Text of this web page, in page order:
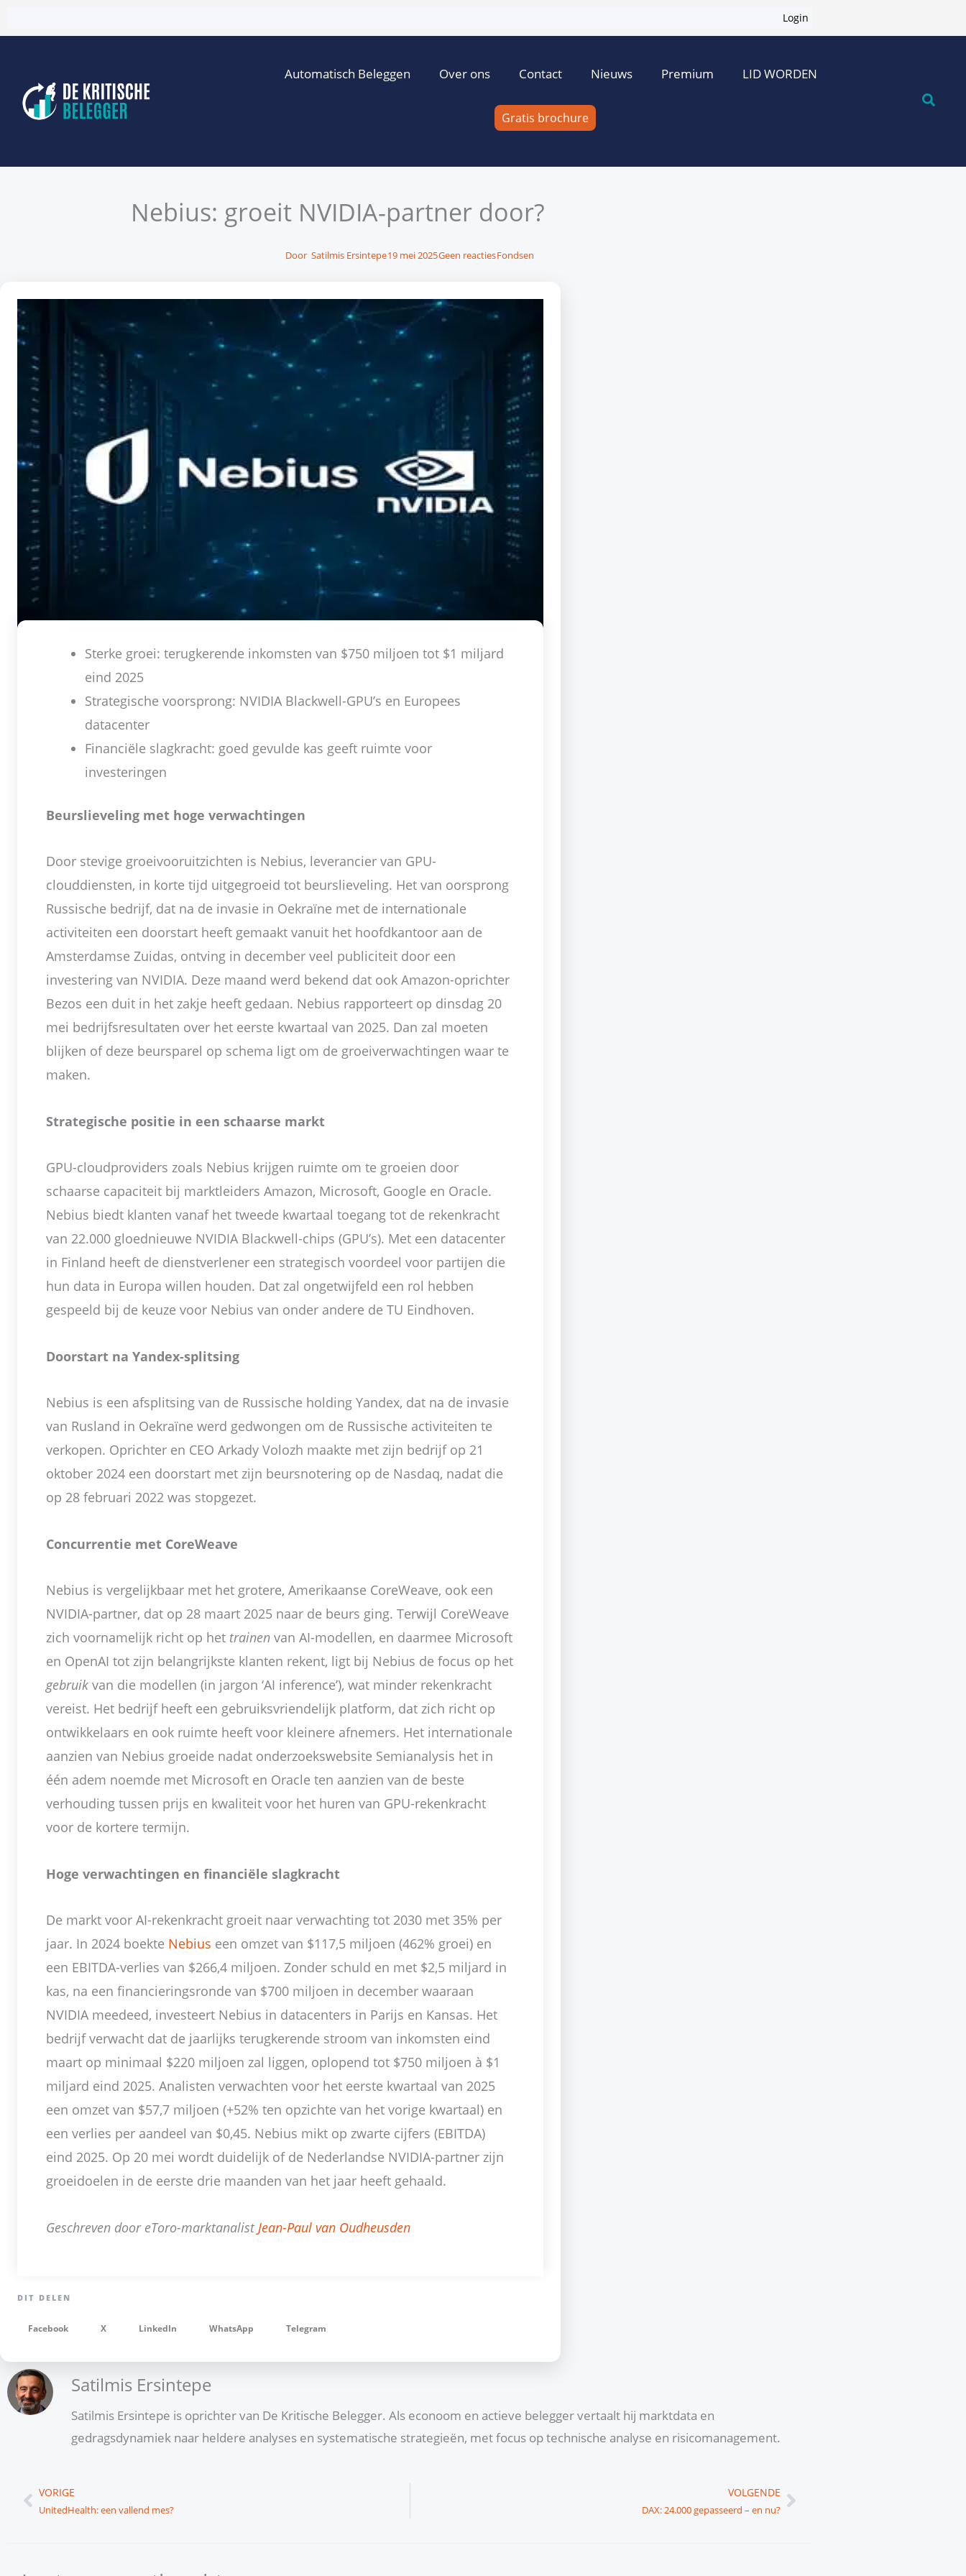
naar
inhoud
Login
Automatisch Beleggen Over ons Contact Nieuws Premium LID WORDEN
Gratis brochure
Nebius: groeit NVIDIA-partner door?
Door Satilmis Ersintepe19 mei 2025Geen reactiesFondsen
Sterke groei: terugkerende inkomsten van $750 miljoen tot $1 miljard
eind 2025
Strategische voorsprong: NVIDIA Blackwell-GPU’s en Europees
datacenter
Financiële slagkracht: goed gevulde kas geeft ruimte voor
investeringen
Beurslieveling met hoge verwachtingen
Door stevige groeivooruitzichten is Nebius, leverancier van GPU-
clouddiensten, in korte tijd uitgegroeid tot beurslieveling. Het van oorsprong
Russische bedrijf, dat na de invasie in Oekraïne met de internationale
activiteiten een doorstart heeft gemaakt vanuit het hoofdkantoor aan de
Amsterdamse Zuidas, ontving in december veel publiciteit door een
investering van NVIDIA. Deze maand werd bekend dat ook Amazon-oprichter
Bezos een duit in het zakje heeft gedaan. Nebius rapporteert op dinsdag 20
mei bedrijfsresultaten over het eerste kwartaal van 2025. Dan zal moeten
blijken of deze beursparel op schema ligt om de groeiverwachtingen waar te
maken.
Strategische positie in een schaarse markt
GPU-cloudproviders zoals Nebius krijgen ruimte om te groeien door
schaarse capaciteit bij marktleiders Amazon, Microsoft, Google en Oracle.
Nebius biedt klanten vanaf het tweede kwartaal toegang tot de rekenkracht
van 22.000 gloednieuwe NVIDIA Blackwell-chips (GPU’s). Met een datacenter
in Finland heeft de dienstverlener een strategisch voordeel voor partijen die
hun data in Europa willen houden. Dat zal ongetwijfeld een rol hebben
gespeeld bij de keuze voor Nebius van onder andere de TU Eindhoven.
Doorstart na Yandex-splitsing
Nebius is een afsplitsing van de Russische holding Yandex, dat na de invasie
van Rusland in Oekraïne werd gedwongen om de Russische activiteiten te
verkopen. Oprichter en CEO Arkady Volozh maakte met zijn bedrijf op 21
oktober 2024 een doorstart met zijn beursnotering op de Nasdaq, nadat die
op 28 februari 2022 was stopgezet.
Concurrentie met CoreWeave
Nebius is vergelijkbaar met het grotere, Amerikaanse CoreWeave, ook een
NVIDIA-partner, dat op 28 maart 2025 naar de beurs ging. Terwijl CoreWeave
zich voornamelijk richt op het trainen van AI-modellen, en daarmee Microsoft
en OpenAI tot zijn belangrijkste klanten rekent, ligt bij Nebius de focus op het
gebruik van die modellen (in jargon ‘AI inference’), wat minder rekenkracht
vereist. Het bedrijf heeft een gebruiksvriendelijk platform, dat zich richt op
ontwikkelaars en ook ruimte heeft voor kleinere afnemers. Het internationale
aanzien van Nebius groeide nadat onderzoekswebsite Semianalysis het in
één adem noemde met Microsoft en Oracle ten aanzien van de beste
verhouding tussen prijs en kwaliteit voor het huren van GPU-rekenkracht
voor de kortere termijn.
Hoge verwachtingen en financiële slagkracht
De markt voor AI-rekenkracht groeit naar verwachting tot 2030 met 35% per
jaar. In 2024 boekte Nebius een omzet van $117,5 miljoen (462% groei) en
een EBITDA-verlies van $266,4 miljoen. Zonder schuld en met $2,5 miljard in
kas, na een financieringsronde van $700 miljoen in december waaraan
NVIDIA meedeed, investeert Nebius in datacenters in Parijs en Kansas. Het
bedrijf verwacht dat de jaarlijks terugkerende stroom van inkomsten eind
maart op minimaal $220 miljoen zal liggen, oplopend tot $750 miljoen à $1
miljard eind 2025. Analisten verwachten voor het eerste kwartaal van 2025
een omzet van $57,7 miljoen (+52% ten opzichte van het vorige kwartaal) en
een verlies per aandeel van $0,45. Nebius mikt op zwarte cijfers (EBITDA)
eind 2025. Op 20 mei wordt duidelijk of de Nederlandse NVIDIA-partner zijn
groeidoelen in de eerste drie maanden van het jaar heeft gehaald.
Geschreven door eToro-marktanalist Jean-Paul van Oudheusden
Facebook X LinkedIn WhatsApp Telegram
Satilmis Ersintepe
Satilmis Ersintepe is oprichter van De Kritische Belegger. Als econoom en actieve belegger vertaalt hij marktdata en
gedragsdynamiek naar heldere analyses en systematische strategieën, met focus op technische analyse en risicomanagement.
Vorige
VORIGE
UnitedHealth: een vallend mes?
VOLGENDE
DAX: 24.000 gepasseerd – en nu?
Volgende